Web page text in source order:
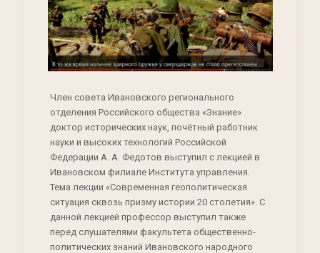
Член совета Ивановского регионального
отделения Российского общества «Знание»
доктор исторических наук, почётный работник
науки и высоких технологий Российской
Федерации А. А. Федотов выступил с лекцией в
Ивановском филиале Института управления.
Тема лекции «Современная геополитическая
ситуация сквозь призму истории 20 столетия». С
данной лекцией профессор выступил также
перед слушателями факультета общественно-
политических знаний Ивановского народного